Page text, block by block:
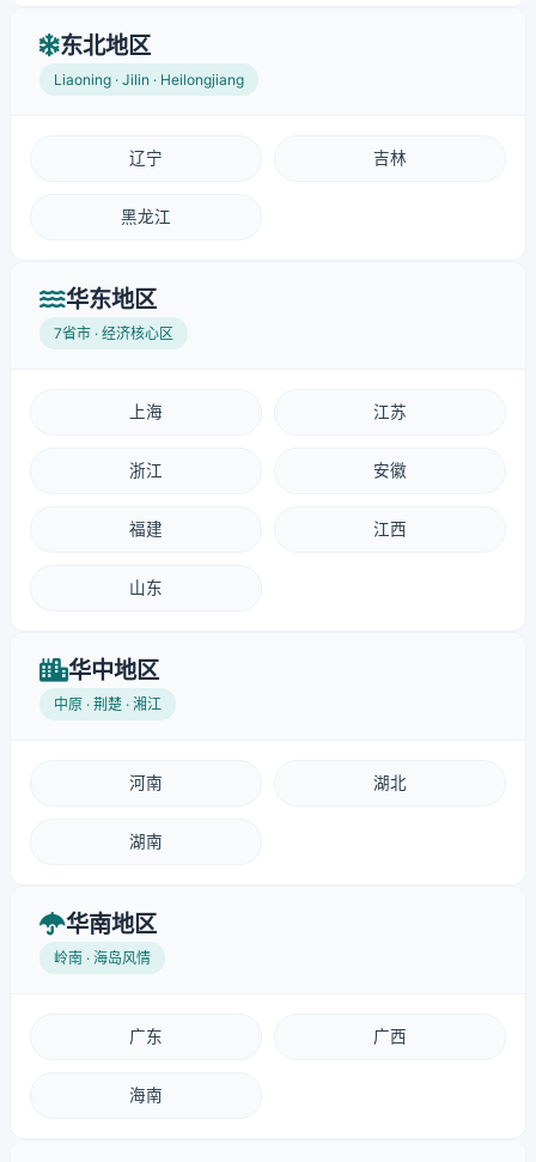
东北地区
Liaoning · Jilin · Heilongjiang
辽宁 吉林
黑龙江
华东地区
7省市 · 经济核心区
上海 江苏
浙江 安徽
福建 江西
山东
华中地区
中原 · 荆楚 · 湘江
河南 湖北
湖南
华南地区
岭南 · 海岛风情
广东 广西
海南